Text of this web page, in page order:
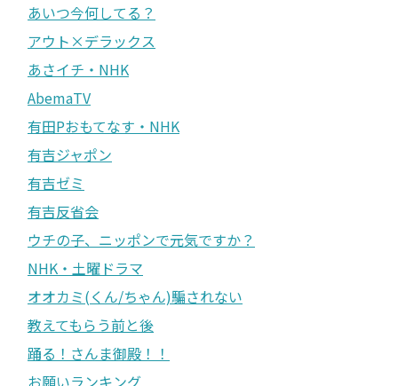
あいつ今何してる？
アウト×デラックス
あさイチ・NHK
AbemaTV
有田Pおもてなす・NHK
有吉ジャポン
有吉ゼミ
有吉反省会
ウチの子、ニッポンで元気ですか？
NHK・土曜ドラマ
オオカミ(くん/ちゃん)騙されない
教えてもらう前と後
踊る！さんま御殿！！
お願いランキング